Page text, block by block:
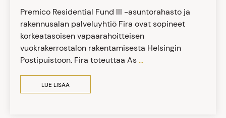
Premico Residential Fund III -asuntorahasto ja
rakennusalan palveluyhtiö Fira ovat sopineet
korkeatasoisen vapaarahoitteisen
vuokrakerrostalon rakentamisesta Helsingin
Postipuistoon. Fira toteuttaa As...
LUE LISÄÄ